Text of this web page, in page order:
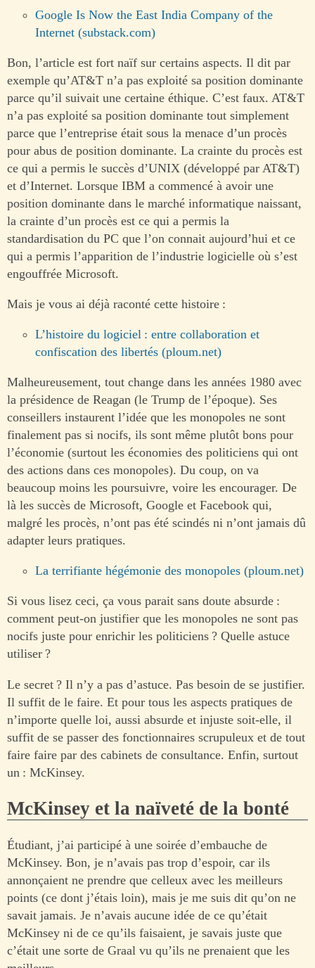
Google Is Now the East India Company of the
Internet (substack.com)
Bon, l’article est fort naïf sur certains aspects. Il dit par
exemple qu’AT&T n’a pas exploité sa position dominante
parce qu’il suivait une certaine éthique. C’est faux. AT&T
n’a pas exploité sa position dominante tout simplement
parce que l’entreprise était sous la menace d’un procès
pour abus de position dominante. La crainte du procès est
ce qui a permis le succès d’UNIX (développé par AT&T)
et d’Internet. Lorsque IBM a commencé à avoir une
position dominante dans le marché informatique naissant,
la crainte d’un procès est ce qui a permis la
standardisation du PC que l’on connait aujourd’hui et ce
qui a permis l’apparition de l’industrie logicielle où s’est
engouffrée Microsoft.
Mais je vous ai déjà raconté cette histoire :
L’histoire du logiciel : entre collaboration et
confiscation des libertés (ploum.net)
Malheureusement, tout change dans les années 1980 avec
la présidence de Reagan (le Trump de l’époque). Ses
conseillers instaurent l’idée que les monopoles ne sont
finalement pas si nocifs, ils sont même plutôt bons pour
l’économie (surtout les économies des politiciens qui ont
des actions dans ces monopoles). Du coup, on va
beaucoup moins les poursuivre, voire les encourager. De
là les succès de Microsoft, Google et Facebook qui,
malgré les procès, n’ont pas été scindés ni n’ont jamais dû
adapter leurs pratiques.
La terrifiante hégémonie des monopoles (ploum.net)
Si vous lisez ceci, ça vous parait sans doute absurde :
comment peut-on justifier que les monopoles ne sont pas
nocifs juste pour enrichir les politiciens ? Quelle astuce
utiliser ?
Le secret ? Il n’y a pas d’astuce. Pas besoin de se justifier.
Il suffit de le faire. Et pour tous les aspects pratiques de
n’importe quelle loi, aussi absurde et injuste soit-elle, il
suffit de se passer des fonctionnaires scrupuleux et de tout
faire faire par des cabinets de consultance. Enfin, surtout
un : McKinsey.
McKinsey et la naïveté de la bonté
Étudiant, j’ai participé à une soirée d’embauche de
McKinsey. Bon, je n’avais pas trop d’espoir, car ils
annonçaient ne prendre que celleux avec les meilleurs
points (ce dont j’étais loin), mais je me suis dit qu’on ne
savait jamais. Je n’avais aucune idée de ce qu’était
McKinsey ni de ce qu’ils faisaient, je savais juste que
c’était une sorte de Graal vu qu’ils ne prenaient que les